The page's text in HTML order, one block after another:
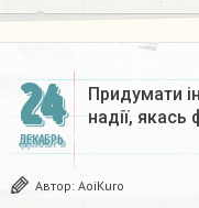
24
ДЕКАБРЬ
Придумати
надії,
Автор: AoiKuro